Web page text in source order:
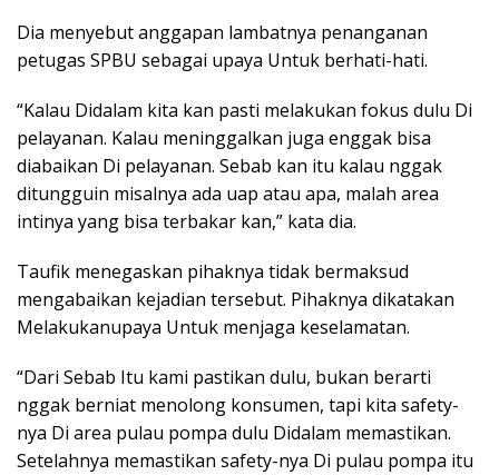
Dia menyebut anggapan lambatnya penanganan
petugas SPBU sebagai upaya Untuk berhati-hati.
“Kalau Didalam kita kan pasti melakukan fokus dulu Di
pelayanan. Kalau meninggalkan juga enggak bisa
diabaikan Di pelayanan. Sebab kan itu kalau nggak
ditungguin misalnya ada uap atau apa, malah area
intinya yang bisa terbakar kan,” kata dia.
Taufik menegaskan pihaknya tidak bermaksud
mengabaikan kejadian tersebut. Pihaknya dikatakan
Melakukanupaya Untuk menjaga keselamatan.
“Dari Sebab Itu kami pastikan dulu, bukan berarti
nggak berniat menolong konsumen, tapi kita safety-
nya Di area pulau pompa dulu Didalam memastikan.
Setelahnya memastikan safety-nya Di pulau pompa itu